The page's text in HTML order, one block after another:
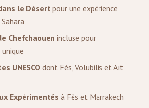
le Désert pour une expérience
Chefchaouen incluse pour
UNESCO dont Fès, Volubilis et Aït
Expérimentés à Fès et Marrakech